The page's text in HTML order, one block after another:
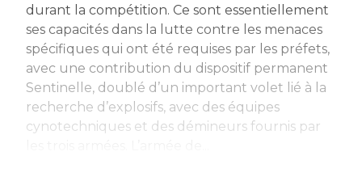
durant la compétition. Ce sont essentiellement
ses capacités dans la lutte contre les menaces
spécifiques qui ont été requises par les préfets,
avec une contribution du dispositif permanent
Sentinelle, doublé d’un important volet lié à la
recherche d’explosifs, avec des équipes
cynotechniques et des démineurs fournis par